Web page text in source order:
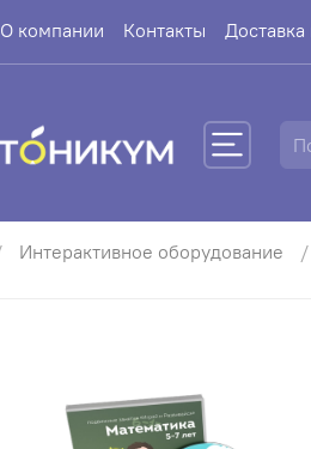
О компании Контакты Доставка
Интерактивное оборудование